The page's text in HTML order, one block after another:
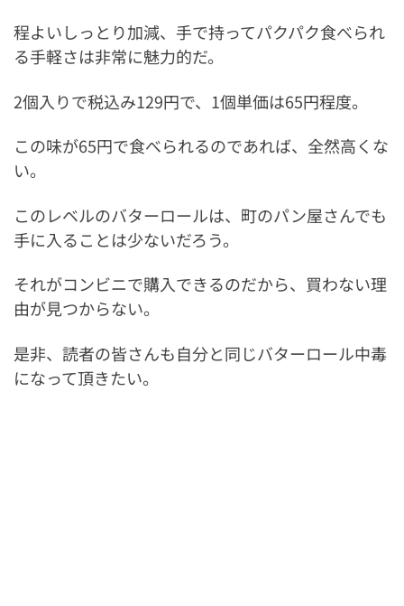
程よいしっとり加減、手で持ってパクパク食べられ
る手軽さは非常に魅力的だ。
2個入りで税込み129円で、1個単価は65円程度。
この味が65円で食べられるのであれば、全然高くな
い。
このレベルのバターロールは、町のパン屋さんでも
手に入ることは少ないだろう。
それがコンビニで購入できるのだから、買わない理
由が見つからない。
是非、読者の皆さんも自分と同じバターロール中毒
になって頂きたい。